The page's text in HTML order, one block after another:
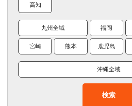
高知
九州全域 福岡
宮崎 熊本 鹿児島
沖縄全域
検索